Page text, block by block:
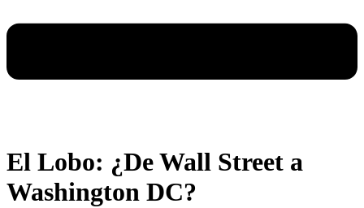
El Lobo: ¿De Wall Street a
Washington DC?